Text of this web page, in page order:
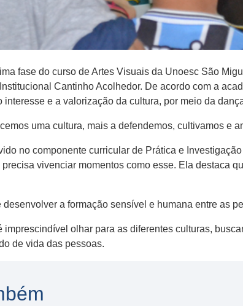
fase do curso de Artes Visuais da Unoesc São
Cantinho Acolhedor. De acordo com a
interesse e a valorização da cultura, por meio da
uma cultura, mais a defendemos, cultivamos e
no componente curricular de Prática e
vivenciar momentos como esse. Ela destaca
a formação sensível e humana entre as
imprescindível olhar para as diferentes culturas,
de vida das pessoas.